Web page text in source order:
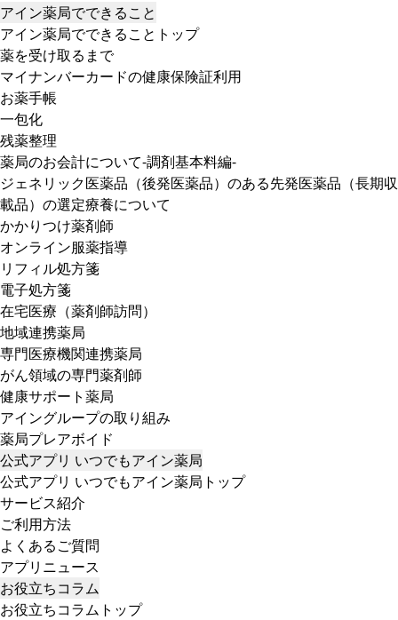
アイン薬局でできること
アイン薬局でできることトップ
薬を受け取るまで
マイナンバーカードの健康保険証利用
お薬手帳
一包化
残薬整理
薬局のお会計について-調剤基本料編-
ジェネリック医薬品（後発医薬品）のある先発医薬品（長期収
載品）の選定療養について
かかりつけ薬剤師
オンライン服薬指導
リフィル処方箋
電子処方箋
在宅医療（薬剤師訪問）
地域連携薬局
専門医療機関連携薬局
がん領域の専門薬剤師
健康サポート薬局
アイングループの取り組み
薬局プレアボイド
公式アプリ いつでもアイン薬局
公式アプリ いつでもアイン薬局トップ
サービス紹介
ご利用方法
よくあるご質問
アプリニュース
お役立ちコラム
お役立ちコラムトップ